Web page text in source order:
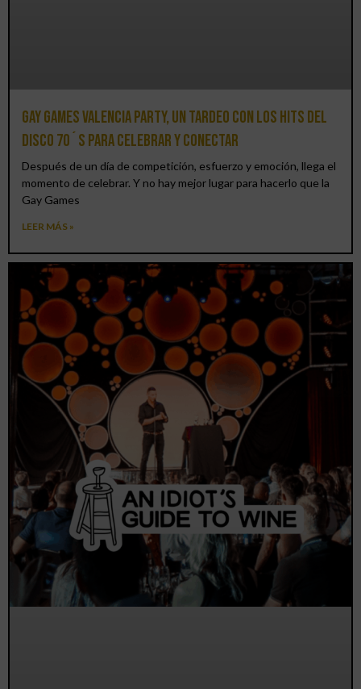
Gay Games Valencia Party, un tardeo con los hits del
DISCO 70´S para celebrar y conectar
Después de un día de competición, esfuerzo y emoción, llega el
momento de celebrar. Y no hay mejor lugar para hacerlo que la
Gay Games
LEER MÁS »